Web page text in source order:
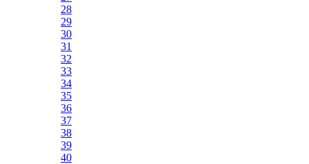
28
29
30
31
32
33
34
35
36
37
38
39
40